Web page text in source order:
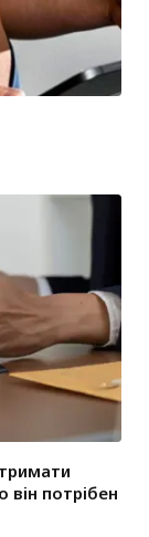
він потрібен